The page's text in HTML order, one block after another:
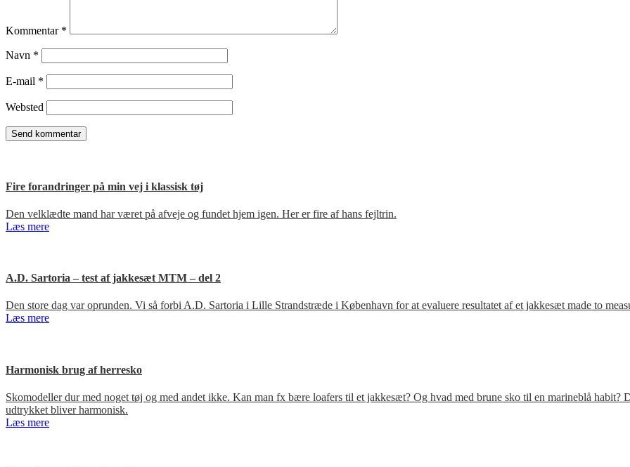
Kommentar *
Navn *
E-mail *
Websted
Fire forandringer på min vej i klassisk tøj
Den velklædte mand har været på afveje og fundet hjem igen. Her er fire af hans fejltrin.
Læs mere
A.D. Sartoria – test af jakkesæt MTM – del 2
Den store dag var oprunden. Vi så forbi A.D. Sartoria i Lille Strandstræde i København for at evaluere resultatet af et jakkesæt made to
Læs mere
Harmonisk brug af herresko
Skomodeller dur med noget tøj og med andet ikke. Kan man fx bære loafers til et jakkesæt? Og hvad med brune sko til en marineblå
udtrykket bliver harmonisk.
Læs mere